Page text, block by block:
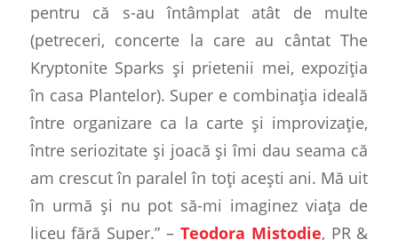
pentru că s-au întâmplat atât de multe
(petreceri, concerte la care au cântat The
Kryptonite Sparks și prietenii mei, expoziția
în casa Plantelor). Super e combinația ideală
între organizare ca la carte și improvizație,
între seriozitate și joacă și îmi dau seama că
am crescut în paralel în toți acești ani. Mă uit
în urmă și nu pot să-mi imaginez viața de
liceu fără Super.” – Teodora Mistodie, PR &